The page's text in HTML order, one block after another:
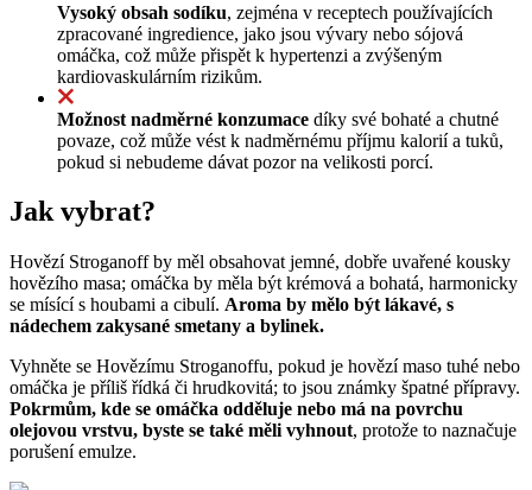
Vysoký obsah sodíku, zejména v receptech používajících
zpracované ingredience, jako jsou vývary nebo sójová
omáčka, což může přispět k hypertenzi a zvýšeným
kardiovaskulárním rizikům.
Možnost nadměrné konzumace díky své bohaté a chutné
povaze, což může vést k nadměrnému příjmu kalorií a tuků,
pokud si nebudeme dávat pozor na velikosti porcí.
Jak vybrat?
Hovězí Stroganoff by měl obsahovat jemné, dobře uvařené kousky
hovězího masa; omáčka by měla být krémová a bohatá, harmonicky
se mísící s houbami a cibulí. Aroma by mělo být lákavé, s
nádechem zakysané smetany a bylinek.
Vyhněte se Hovězímu Stroganoffu, pokud je hovězí maso tuhé nebo
omáčka je příliš řídká či hrudkovitá; to jsou známky špatné přípravy.
Pokrmům, kde se omáčka odděluje nebo má na povrchu
olejovou vrstvu, byste se také měli vyhnout, protože to naznačuje
porušení emulze.